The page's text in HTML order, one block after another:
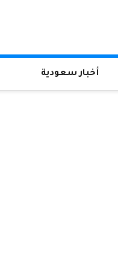
أخبار سعودية